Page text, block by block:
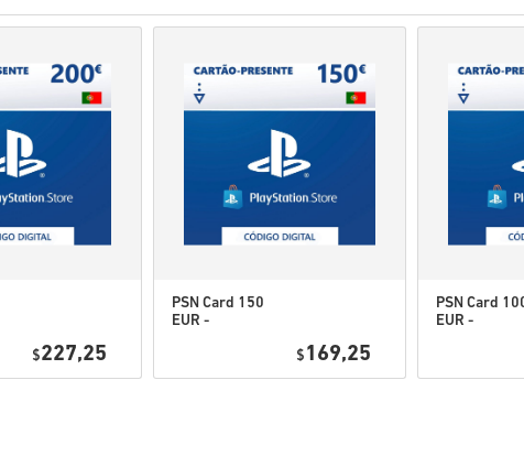
Guarda la guida rapida
Tu acquisterai
Se durante l'acquisto si
utilizzando il nostro
Per alcuni prodotti è
$227,25
PSN Card 150
EUR -
Portugal
$ 169,25
PSN Card
EUR -
Portugal